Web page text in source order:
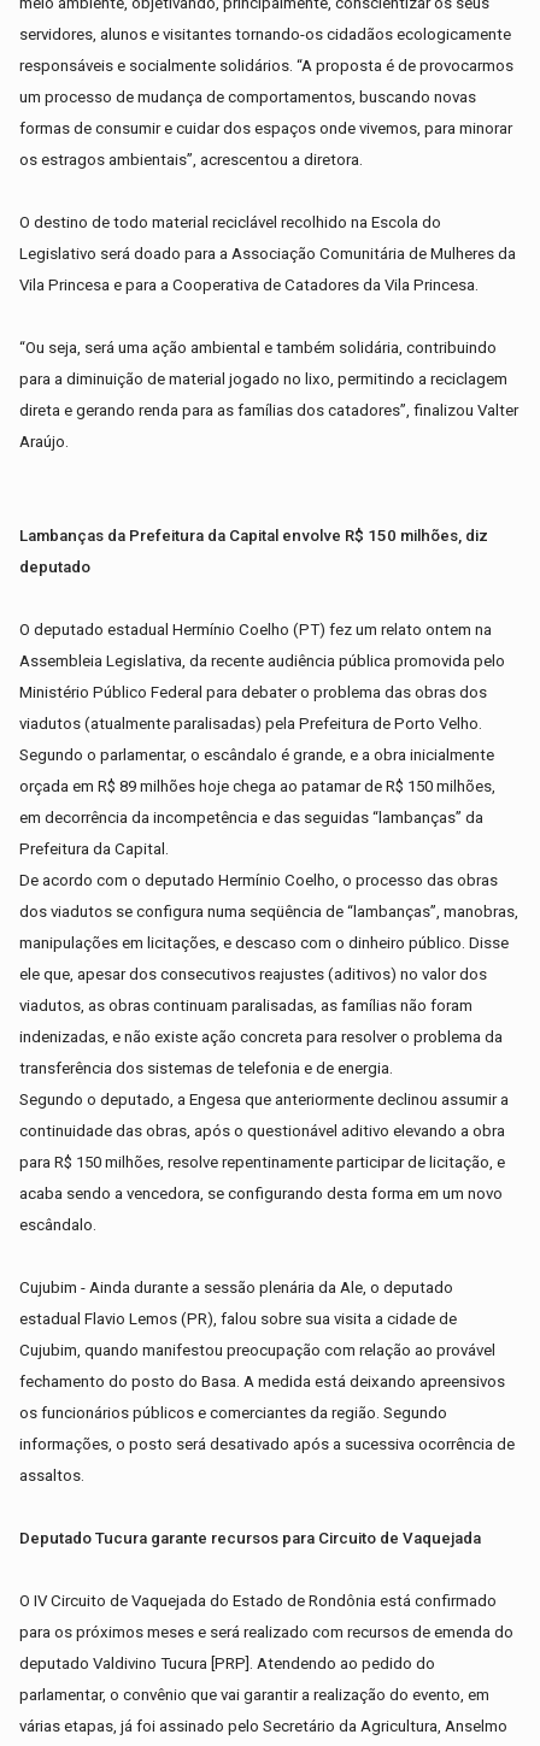
servidores, alunos e visitantes tornando-os cidadãos ecologicamente
responsáveis e socialmente solidários. “A proposta é de provocarmos
um processo de mudança de comportamentos, buscando novas
formas de consumir e cuidar dos espaços onde vivemos, para minorar
os estragos ambientais”, acrescentou a diretora.
O destino de todo material reciclável recolhido na Escola do
Legislativo será doado para a Associação Comunitária de Mulheres da
Vila Princesa e para a Cooperativa de Catadores da Vila Princesa.
“Ou seja, será uma ação ambiental e também solidária, contribuindo
para a diminuição de material jogado no lixo, permitindo a reciclagem
direta e gerando renda para as famílias dos catadores”, finalizou Valter
Araújo.
Lambanças da Prefeitura da Capital envolve R$ 150 milhões, diz
deputado
O deputado estadual Hermínio Coelho (PT) fez um relato ontem na
Assembleia Legislativa, da recente audiência pública promovida pelo
Ministério Público Federal para debater o problema das obras dos
viadutos (atualmente paralisadas) pela Prefeitura de Porto Velho.
Segundo o parlamentar, o escândalo é grande, e a obra inicialmente
orçada em R$ 89 milhões hoje chega ao patamar de R$ 150 milhões,
em decorrência da incompetência e das seguidas “lambanças” da
Prefeitura da Capital.
De acordo com o deputado Hermínio Coelho, o processo das obras
dos viadutos se configura numa seqüência de “lambanças”, manobras,
manipulações em licitações, e descaso com o dinheiro público. Disse
ele que, apesar dos consecutivos reajustes (aditivos) no valor dos
viadutos, as obras continuam paralisadas, as famílias não foram
indenizadas, e não existe ação concreta para resolver o problema da
transferência dos sistemas de telefonia e de energia.
Segundo o deputado, a Engesa que anteriormente declinou assumir a
continuidade das obras, após o questionável aditivo elevando a obra
para R$ 150 milhões, resolve repentinamente participar de licitação, e
acaba sendo a vencedora, se configurando desta forma em um novo
escândalo.
Cujubim - Ainda durante a sessão plenária da Ale, o deputado
estadual Flavio Lemos (PR), falou sobre sua visita a cidade de
Cujubim, quando manifestou preocupação com relação ao provável
fechamento do posto do Basa. A medida está deixando apreensivos
os funcionários públicos e comerciantes da região. Segundo
informações, o posto será desativado após a sucessiva ocorrência de
assaltos.
Deputado Tucura garante recursos para Circuito de Vaquejada
O IV Circuito de Vaquejada do Estado de Rondônia está confirmado
para os próximos meses e será realizado com recursos de emenda do
deputado Valdivino Tucura [PRP]. Atendendo ao pedido do
parlamentar, o convênio que vai garantir a realização do evento, em
várias etapas, já foi assinado pelo Secretário da Agricultura, Anselmo